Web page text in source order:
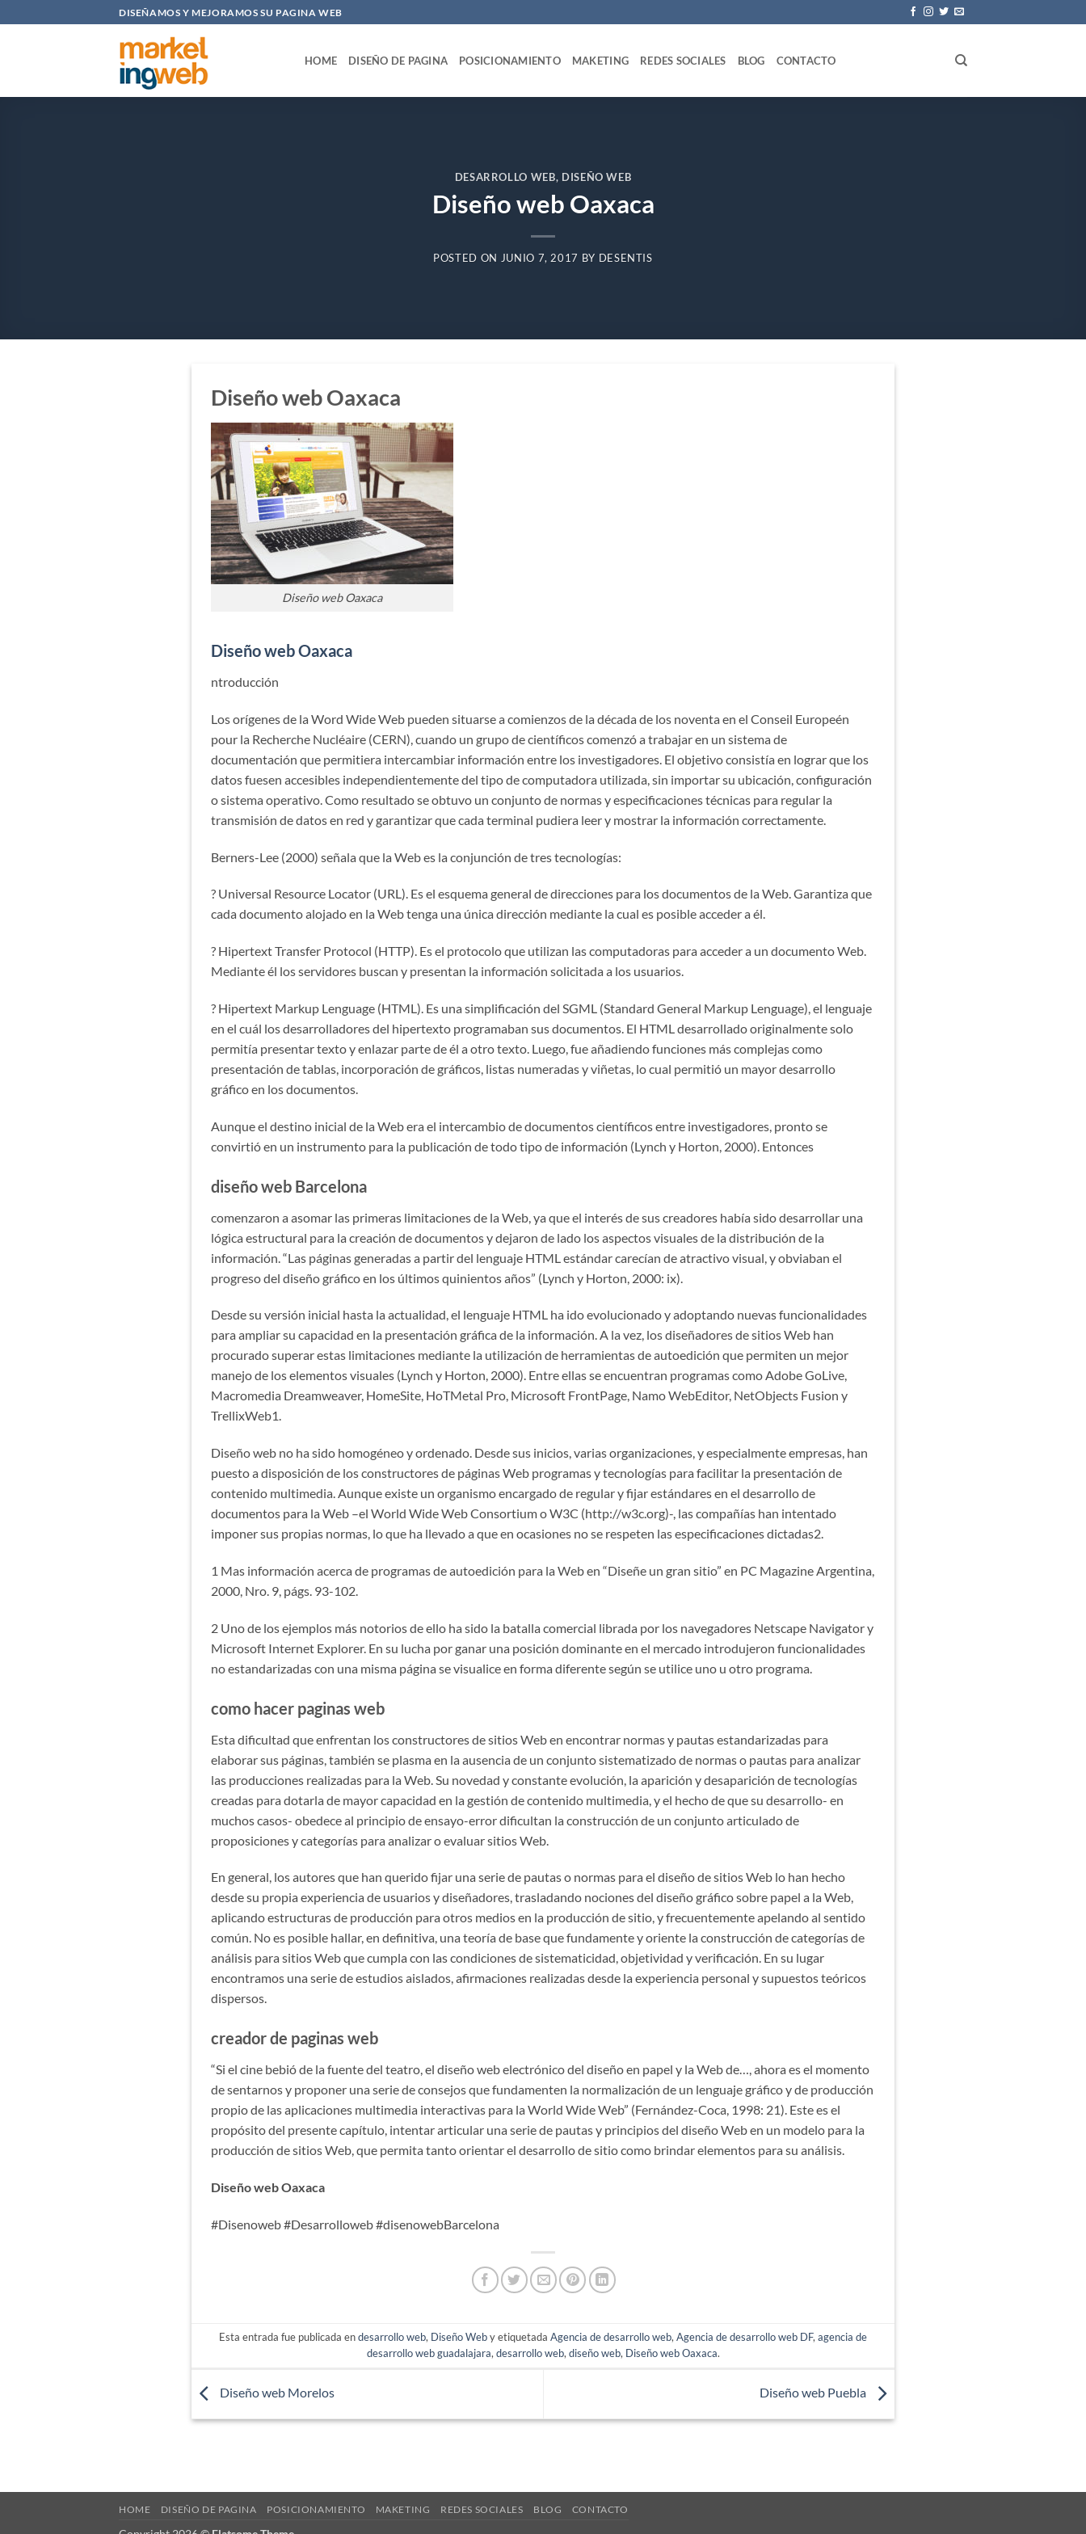
al
DISEÑAMOS Y MEJORAMOS SU PAGINA WEB
HOME DISEÑO DE PAGINA POSICIONAMIENTO MAKETING REDES SOCIALES BLOG CONTACTO
DESARROLLO WEB, DISEÑO WEB
Diseño web Oaxaca
POSTED ON JUNIO 7, 2017 BY DESENTIS
Diseño web Oaxaca
Diseño web Oaxaca
Diseño web Oaxaca
ntroducción
Los orígenes de la Word Wide Web pueden situarse a comienzos de la década de los noventa en el Conseil Europeén
pour la Recherche Nucléaire (CERN), cuando un grupo de científicos comenzó a trabajar en un sistema de
documentación que permitiera intercambiar información entre los investigadores. El objetivo consistía en lograr que los
datos fuesen accesibles independientemente del tipo de computadora utilizada, sin importar su ubicación, configuración
o sistema operativo. Como resultado se obtuvo un conjunto de normas y especificaciones técnicas para regular la
transmisión de datos en red y garantizar que cada terminal pudiera leer y mostrar la información correctamente.
Berners-Lee (2000) señala que la Web es la conjunción de tres tecnologías:
? Universal Resource Locator (URL). Es el esquema general de direcciones para los documentos de la Web. Garantiza que
cada documento alojado en la Web tenga una única dirección mediante la cual es posible acceder a él.
? Hipertext Transfer Protocol (HTTP). Es el protocolo que utilizan las computadoras para acceder a un documento Web.
Mediante él los servidores buscan y presentan la información solicitada a los usuarios.
? Hipertext Markup Lenguage (HTML). Es una simplificación del SGML (Standard General Markup Lenguage), el lenguaje
en el cuál los desarrolladores del hipertexto programaban sus documentos. El HTML desarrollado originalmente solo
permitía presentar texto y enlazar parte de él a otro texto. Luego, fue añadiendo funciones más complejas como
presentación de tablas, incorporación de gráficos, listas numeradas y viñetas, lo cual permitió un mayor desarrollo
gráfico en los documentos.
Aunque el destino inicial de la Web era el intercambio de documentos científicos entre investigadores, pronto se
convirtió en un instrumento para la publicación de todo tipo de información (Lynch y Horton, 2000). Entonces
diseño web Barcelona
comenzaron a asomar las primeras limitaciones de la Web, ya que el interés de sus creadores había sido desarrollar una
lógica estructural para la creación de documentos y dejaron de lado los aspectos visuales de la distribución de la
información. “Las páginas generadas a partir del lenguaje HTML estándar carecían de atractivo visual, y obviaban el
progreso del diseño gráfico en los últimos quinientos años” (Lynch y Horton, 2000: ix).
Desde su versión inicial hasta la actualidad, el lenguaje HTML ha ido evolucionado y adoptando nuevas funcionalidades
para ampliar su capacidad en la presentación gráfica de la información. A la vez, los diseñadores de sitios Web han
procurado superar estas limitaciones mediante la utilización de herramientas de autoedición que permiten un mejor
manejo de los elementos visuales (Lynch y Horton, 2000). Entre ellas se encuentran programas como Adobe GoLive,
Macromedia Dreamweaver, HomeSite, HoTMetal Pro, Microsoft FrontPage, Namo WebEditor, NetObjects Fusion y
TrellixWeb1.
Diseño web no ha sido homogéneo y ordenado. Desde sus inicios, varias organizaciones, y especialmente empresas, han
puesto a disposición de los constructores de páginas Web programas y tecnologías para facilitar la presentación de
contenido multimedia. Aunque existe un organismo encargado de regular y fijar estándares en el desarrollo de
documentos para la Web –el World Wide Web Consortium o W3C (http://w3c.org)-, las compañías han intentado
imponer sus propias normas, lo que ha llevado a que en ocasiones no se respeten las especificaciones dictadas2.
1 Mas información acerca de programas de autoedición para la Web en “Diseñe un gran sitio” en PC Magazine Argentina,
2000, Nro. 9, págs. 93-102.
2 Uno de los ejemplos más notorios de ello ha sido la batalla comercial librada por los navegadores Netscape Navigator y
Microsoft Internet Explorer. En su lucha por ganar una posición dominante en el mercado introdujeron funcionalidades
no estandarizadas con una misma página se visualice en forma diferente según se utilice uno u otro programa.
como hacer paginas web
Esta dificultad que enfrentan los constructores de sitios Web en encontrar normas y pautas estandarizadas para
elaborar sus páginas, también se plasma en la ausencia de un conjunto sistematizado de normas o pautas para analizar
las producciones realizadas para la Web. Su novedad y constante evolución, la aparición y desaparición de tecnologías
creadas para dotarla de mayor capacidad en la gestión de contenido multimedia, y el hecho de que su desarrollo- en
muchos casos- obedece al principio de ensayo-error dificultan la construcción de un conjunto articulado de
proposiciones y categorías para analizar o evaluar sitios Web.
En general, los autores que han querido fijar una serie de pautas o normas para el diseño de sitios Web lo han hecho
desde su propia experiencia de usuarios y diseñadores, trasladando nociones del diseño gráfico sobre papel a la Web,
aplicando estructuras de producción para otros medios en la producción de sitio, y frecuentemente apelando al sentido
común. No es posible hallar, en definitiva, una teoría de base que fundamente y oriente la construcción de categorías de
análisis para sitios Web que cumpla con las condiciones de sistematicidad, objetividad y verificación. En su lugar
encontramos una serie de estudios aislados, afirmaciones realizadas desde la experiencia personal y supuestos teóricos
dispersos.
creador de paginas web
“Si el cine bebió de la fuente del teatro, el diseño web electrónico del diseño en papel y la Web de…, ahora es el momento
de sentarnos y proponer una serie de consejos que fundamenten la normalización de un lenguaje gráfico y de producción
propio de las aplicaciones multimedia interactivas para la World Wide Web” (Fernández-Coca, 1998: 21). Este es el
propósito del presente capítulo, intentar articular una serie de pautas y principios del diseño Web en un modelo para la
producción de sitios Web, que permita tanto orientar el desarrollo de sitio como brindar elementos para su análisis.
Diseño web Oaxaca
#Disenoweb #Desarrolloweb #disenowebBarcelona
Esta entrada fue publicada endesarrollo web, Diseño Weby etiquetada Agencia de desarrollo web, Agencia de desarrollo web DF, agencia de
desarrollo web guadalajara, desarrollo web, diseño web, Diseño web Oaxaca.
Diseño web Morelos Diseño web Puebla
HOME DISEÑO DE PAGINA POSICIONAMIENTO MAKETING REDES SOCIALES BLOG CONTACTO